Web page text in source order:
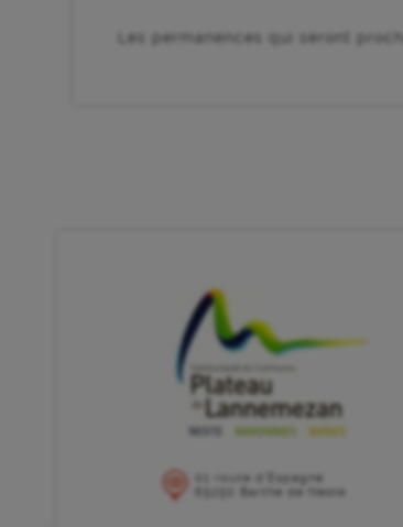
Les permanences qui seront
01 route d’Espagne
65250 Barthe de Neste